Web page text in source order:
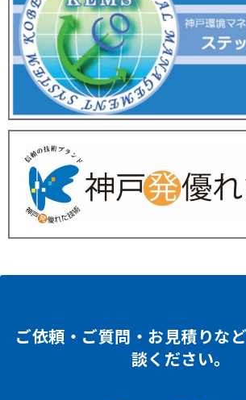
ご依頼・ご質問・お見積りな
談ください。